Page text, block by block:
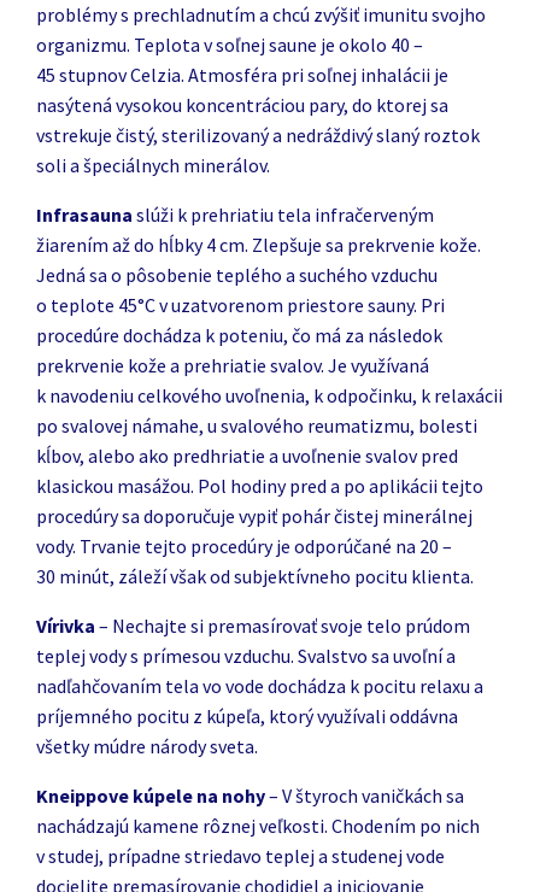
problémy s prechladnutím a chcú zvýšiť imunitu svojho
organizmu. Teplota v soľnej saune je okolo 40 –
45 stupnov Celzia. Atmosféra pri soľnej inhalácii je
nasýtená vysokou koncentráciou pary, do ktorej sa
vstrekuje čistý, sterilizovaný a nedráždivý slaný roztok
soli a špeciálnych minerálov.
Infrasauna slúži k prehriatiu tela infračerveným
žiarením až do hĺbky 4 cm. Zlepšuje sa prekrvenie kože.
Jedná sa o pôsobenie teplého a suchého vzduchu
o teplote 45°C v uzatvorenom priestore sauny. Pri
procedúre dochádza k poteniu, čo má za následok
prekrvenie kože a prehriatie svalov. Je využívaná
k navodeniu celkového uvoľnenia, k odpočinku, k relaxácii
po svalovej námahe, u svalového reumatizmu, bolesti
kĺbov, alebo ako predhriatie a uvoľnenie svalov pred
klasickou masážou. Pol hodiny pred a po aplikácii tejto
procedúry sa doporučuje vypiť pohár čistej minerálnej
vody. Trvanie tejto procedúry je odporúčané na 20 –
30 minút, záleží však od subjektívneho pocitu klienta.
Vírivka – Nechajte si premasírovať svoje telo prúdom
teplej vody s prímesou vzduchu. Svalstvo sa uvoľní a
nadľahčovaním tela vo vode dochádza k pocitu relaxu a
príjemného pocitu z kúpeľa, ktorý využívali oddávna
všetky múdre národy sveta.
Kneippove kúpele na nohy– V štyroch vaničkách sa
nachádzajú kamene rôznej veľkosti. Chodením po nich
v studej, prípadne striedavo teplej a studenej vode
docielite premasírovanie chodidiel a iniciovanie